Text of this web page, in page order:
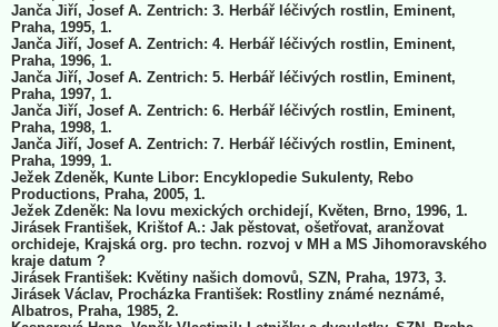
Janča Jiří, Josef A. Zentrich: 3. Herbář léčivých rostlin, Eminent,
Praha, 1995, 1.
Janča Jiří, Josef A. Zentrich: 4. Herbář léčivých rostlin, Eminent,
Praha, 1996, 1.
Janča Jiří, Josef A. Zentrich: 5. Herbář léčivých rostlin, Eminent,
Praha, 1997, 1.
Janča Jiří, Josef A. Zentrich: 6. Herbář léčivých rostlin, Eminent,
Praha, 1998, 1.
Janča Jiří, Josef A. Zentrich: 7. Herbář léčivých rostlin, Eminent,
Praha, 1999, 1.
Ježek Zdeněk, Kunte Libor: Encyklopedie Sukulenty, Rebo
Productions, Praha, 2005, 1.
Ježek Zdeněk: Na lovu mexických orchidejí, Květen, Brno, 1996, 1.
Jirásek František, Krištof A.: Jak pěstovat, ošetřovat, aranžovat
orchideje, Krajská org. pro techn. rozvoj v MH a MS Jihomoravského
kraje datum ?
Jirásek František: Květiny našich domovů, SZN, Praha, 1973, 3.
Jirásek Václav, Procházka František: Rostliny známé neznámé,
Albatros, Praha, 1985, 2.